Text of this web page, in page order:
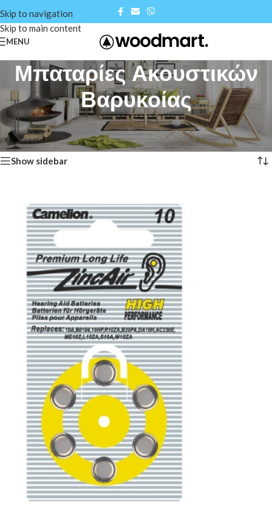
Skip to navigation
Skip to main content
MENU
Μπαταρίες Ακουστικών
Βαρυκοίας
Αρχική σελίδα/ Shop/Μπαταρίες Ακουστικών Βαρυκοίας
Προβάλλονται όλα - 4 αποτελέσματα
Show sidebar